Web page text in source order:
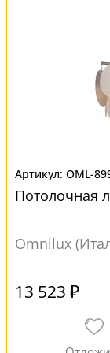
OML-
Потолочная
Omnilux
13 523 ₽